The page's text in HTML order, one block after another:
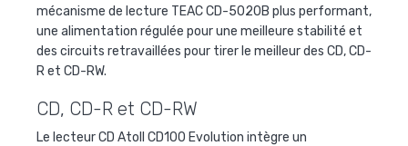
mécanisme de lecture TEAC CD-5020B plus performant,
une alimentation régulée pour une meilleure stabilité et
des circuits retravaillées pour tirer le meilleur des CD, CD-
R et CD-RW.
CD, CD-R et CD-RW
Le lecteur CD Atoll CD100 Evolution intègre un